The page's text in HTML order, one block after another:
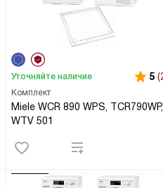
Комплект
Miele WCR 890 WPS, TCR790WP,
WTV 501
Уточняйте наличие 5